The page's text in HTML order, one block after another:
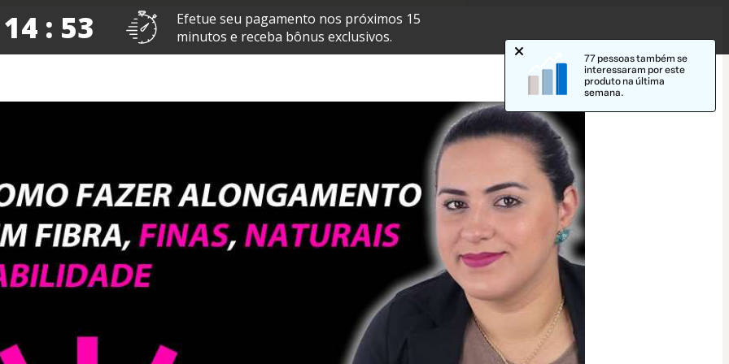
: 53
Efetue seu pagamento nos próximos 15
minutos e receba bônus exclusivos.
77 pessoas também se
interessaram por este
produto na última
semana.